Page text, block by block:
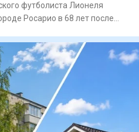
футболиста Лионеля
Росарио в 68 лет после